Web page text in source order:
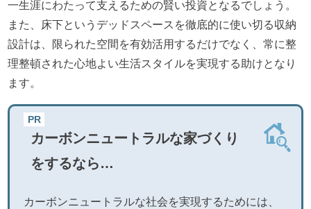
一生涯にわたって支えるための賢い投資となるでしょう。
また、床下というデッドスペースを徹底的に使い切る収納
設計は、限られた空間を有効活用するだけでなく、常に整
理整頓された心地よい生活スタイルを実現する助けとなり
ます。
カーボンニュートラルな家づくり
をするなら…
カーボンニュートラルな社会を実現するためには、